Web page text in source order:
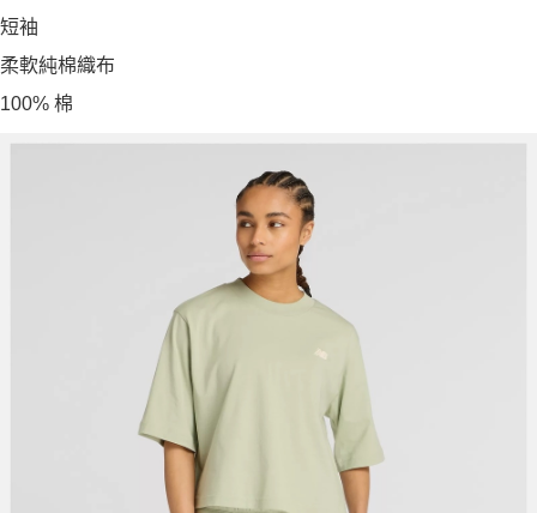
短袖
柔軟純棉織布
100% 棉